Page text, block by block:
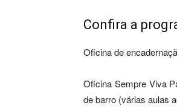
Confira a
Oficina de
Oficina Sempre Viva
de barro (várias aulas